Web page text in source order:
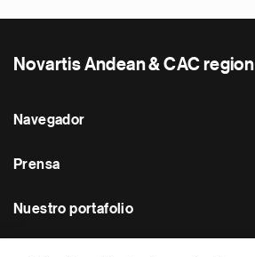
Novartis Andean & CAC region
Navegador
Prensa
Nuestro portafolio